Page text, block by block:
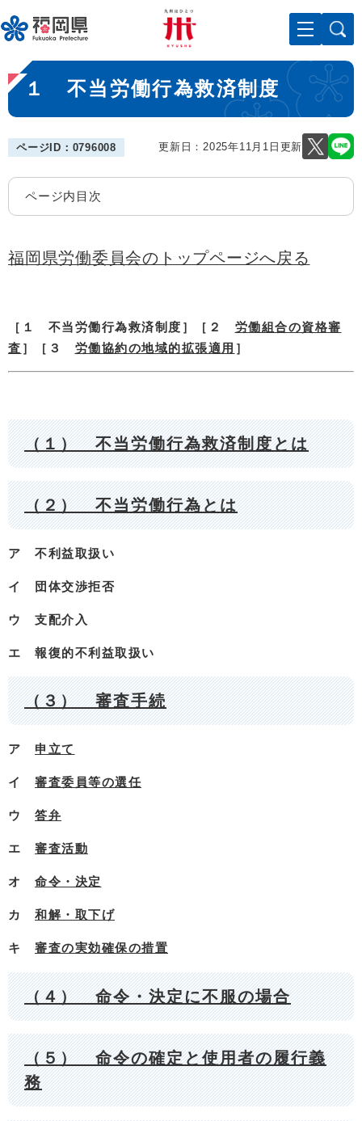
ー
ジ
先
頭
で
メニューを飛ばして本文へ
本
文
１ 不当労働行為救済制度
ページID：0796008 更新日：2025年11月1日更新
ページ内目次
福岡県労働委員会のトップページへ戻る
［１ 不当労働行為救済制度 ］［２ 労働組合の資格審
査 ］［３ 労働協約の地域的拡張適用 ］
（１） 不当労働行為救済制度とは
（２） 不当労働行為とは
ア 不利益取扱い
イ 団体交渉拒否
ウ 支配介入
エ 報復的不利益取扱い
（３） 審査手続
ア 申立て
イ 審査委員等の選任
ウ 答弁
エ 審査活動
オ 命令・決定
カ 和解・取下げ
キ 審査の実効確保の措置
（４） 命令・決定に不服の場合
（５） 命令の確定と使用者の履行義
務